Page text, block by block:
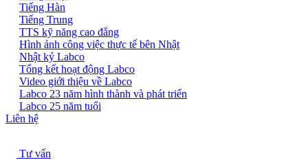
Tiếng Hàn
Tiếng Trung
TTS kỹ năng cao đẳng
Hình ảnh công việc thực tế bên Nhật
Nhật ký Labco
Tổng kết hoạt động Labco
Video giới thiệu về Labco
Labco 23 năm hình thành và phát triển
Labco 25 năm tuổi
Liên hệ
Tư vấn